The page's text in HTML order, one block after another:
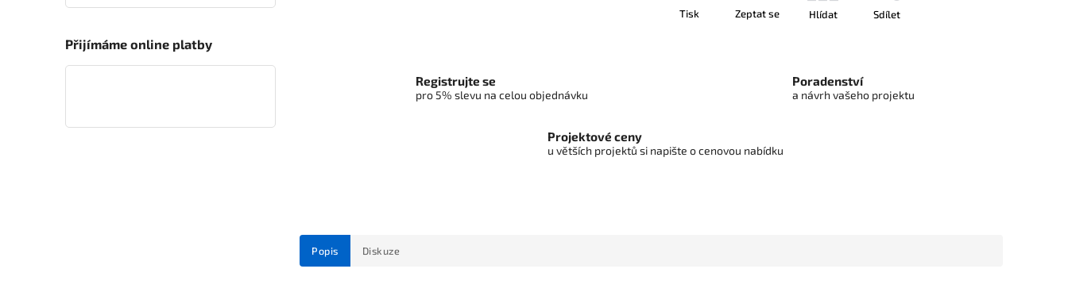
Přijímáme online platby
Tisk Zeptat se Hlídat Sdílet
Registrujte se
pro 5% slevu na celou objednávku
Poradenství
a návrh vašeho projektu
Projektové ceny
u větších projektů si napište o cenovou nabídku
Popis Diskuze